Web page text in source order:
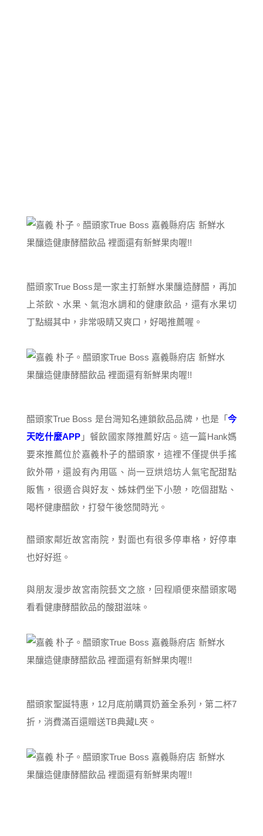
醋頭家True Boss是一家主打新鮮水果釀造酵醋，再加
上茶飲、水果、氣泡水調和的健康飲品，還有水果切
丁點綴其中，非常吸睛又爽口，好喝推薦喔。
醋頭家True Boss 是台灣知名連鎖飲品品牌，也是「 今
天吃什麼APP 」餐飲國家隊推薦好店。這一篇Hank媽
要來推薦位於嘉義朴子的醋頭家，這裡不僅提供手搖
飲外帶，還設有內用區、尚一豆烘焙坊人氣宅配甜點
販售，很適合與好友、姊妹們坐下小憩，吃個甜點、
喝杯健康醋飲，打發午後悠閒時光。
醋頭家鄰近故宮南院，對面也有很多停車格，好停車
也好好逛。
與朋友漫步故宮南院藝文之旅，回程順便來醋頭家喝
看看健康酵醋飲品的酸甜滋味。
醋頭家聖誕特惠，12月底前購買奶蓋全系列，第二杯7
折，消費滿百還贈送TB典藏L夾。